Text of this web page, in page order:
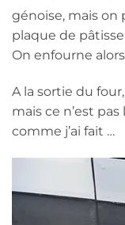
génoise, mais on
plaque de
On enfourne
A la sortie du
mais ce n’est
comme j’ai fait …